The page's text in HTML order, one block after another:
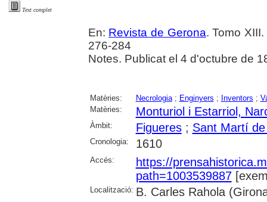
Text complet
En: Revista de Gerona. Tomo
276-284
Notes. Publicat el 4 d'octubre de
Matèries: Necrologia; Enginyers ; Inventors ;
Matèries:
Monturiol i Estarriol,
Àmbit: Figueres; Sant Martí
Cronologia: 1610
Accés:
https://
path=1003539887
Localització: B. Carles Rahola